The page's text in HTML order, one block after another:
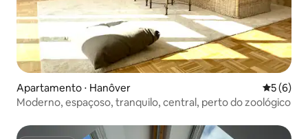
Apartamento ⋅ Hanôver 5 de
5 (6)
Moderno, espaçoso, tranquilo, central, perto do zoológico